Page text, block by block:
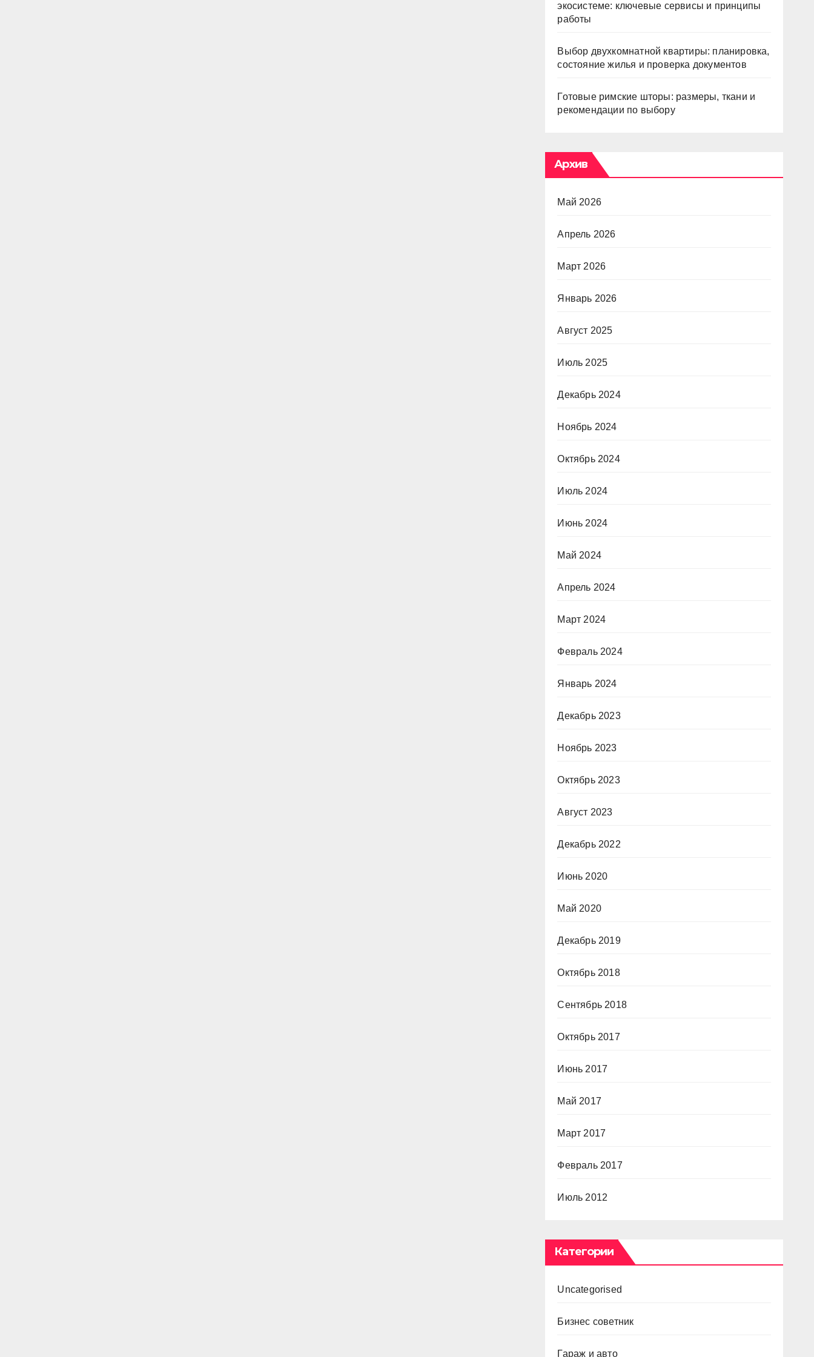
экосистеме: ключевые сервисы и принципы
работы
Выбор двухкомнатной квартиры: планировка,
состояние жилья и проверка документов
Готовые римские шторы: размеры, ткани и
рекомендации по выбору
Архив
Май 2026
Апрель 2026
Март 2026
Январь 2026
Август 2025
Июль 2025
Декабрь 2024
Ноябрь 2024
Октябрь 2024
Июль 2024
Июнь 2024
Май 2024
Апрель 2024
Март 2024
Февраль 2024
Январь 2024
Декабрь 2023
Ноябрь 2023
Октябрь 2023
Август 2023
Декабрь 2022
Июнь 2020
Май 2020
Декабрь 2019
Октябрь 2018
Сентябрь 2018
Октябрь 2017
Июнь 2017
Май 2017
Март 2017
Февраль 2017
Июль 2012
Категории
Uncategorised
Бизнес советник
Гараж и авто